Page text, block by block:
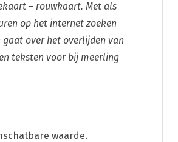
– rouwkaart. Met als
op het internet zoeken
over het overlijden van
teksten voor bij meerling
waarde.